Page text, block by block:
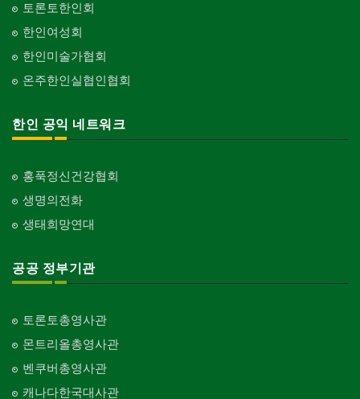
토론토한인회
한인여성회
한인미술가협회
온주한인실협인협회
한인 공익 네트워크
홍푹정신건강협회
생명의전화
생태희망연대
공공 정부기관
토론토총영사관
몬트리올총영사관
벤쿠버총영사관
캐나다한국대사관